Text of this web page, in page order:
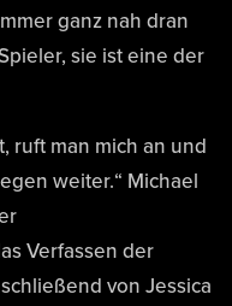
ganz nah dran
sie ist eine der
ruft man mich an und
weiter.“ Michael
Verfassen der
von Jessica